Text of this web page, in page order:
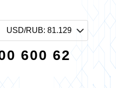
USD/RUB: 81.129
600 62